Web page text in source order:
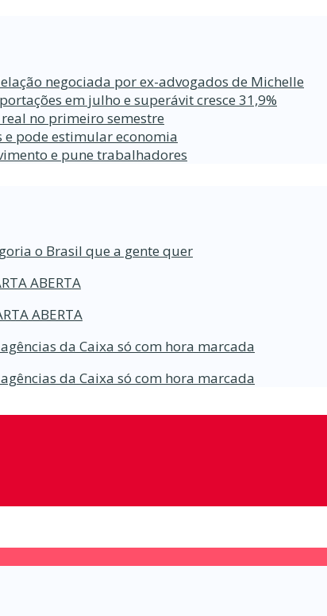
negociada por ex-advogados de Michelle
em julho e superávit cresce 31,9%
no primeiro semestre
pode estimular economia
e pune trabalhadores
o Brasil que a gente quer
ABERTA
ABERTA
da Caixa só com hora marcada
da Caixa só com hora marcada